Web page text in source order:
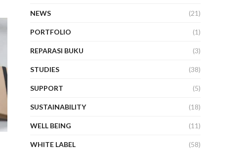
NEWS (21)
PORTFOLIO (1)
REPARASI BUKU (3)
STUDIES (38)
SUPPORT (5)
SUSTAINABILITY (18)
WELL BEING (11)
WHITE LABEL (58)